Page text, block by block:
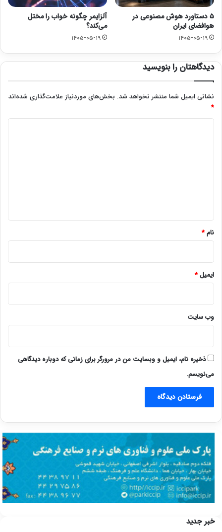
۵ دستاورد هوش مصنوعی در
هوافضای ایران
۱۴۰۵-۰۵-۱۹
آلزایمر چگونه خواب را مختل
می‌کند؟
۱۴۰۵-۰۵-۱۹
دیدگاهتان را بنویسید
نشانی ایمیل شما منتشر نخواهد شد. بخش‌های موردنیاز علامت‌گذاری شده‌اند
*
نام*
ایمیل*
وب‌ سایت
ذخیره نام، ایمیل و وبسایت من در مرورگر برای زمانی که دوباره دیدگاهی
می‌نویسم.
خبر جدید